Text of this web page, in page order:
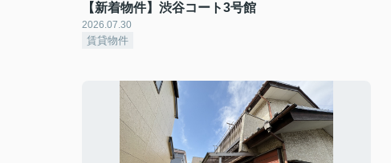
【新着物件】渋谷コート3号館
2026.07.30
賃貸物件